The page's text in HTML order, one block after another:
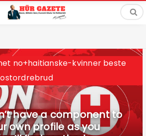
no+haitianske-kvinner beste
have a component to
own profile as you